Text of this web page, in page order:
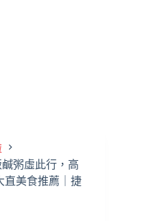
鹹粥虛此行，高
直美食推薦｜捷